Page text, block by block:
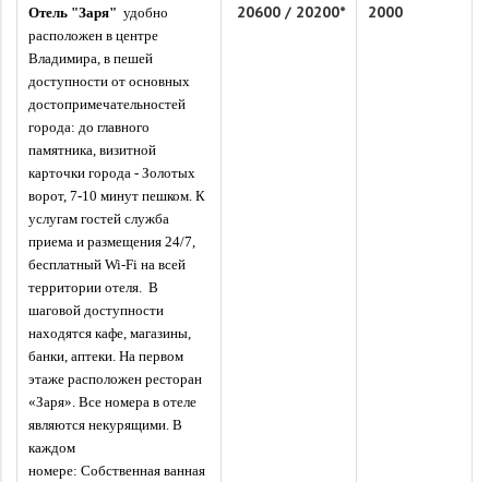
Отель "Заря" удобно
расположен в центре
Владимира, в пешей
доступности от основных
достопримечательностей
города: до главного
памятника, визитной
карточки города - Золотых
ворот, 7-10 минут пешком. К
услугам гостей служба
приема и размещения 24/7,
бесплатный Wi-Fi на всей
территории отеля. В
шаговой доступности
находятся кафе, магазины,
банки, аптеки. На первом
этаже расположен ресторан
«Заря». Все номера в отеле
являются некурящими. В
каждом
номере: Собственная ванная
20600 / 20200* 2000